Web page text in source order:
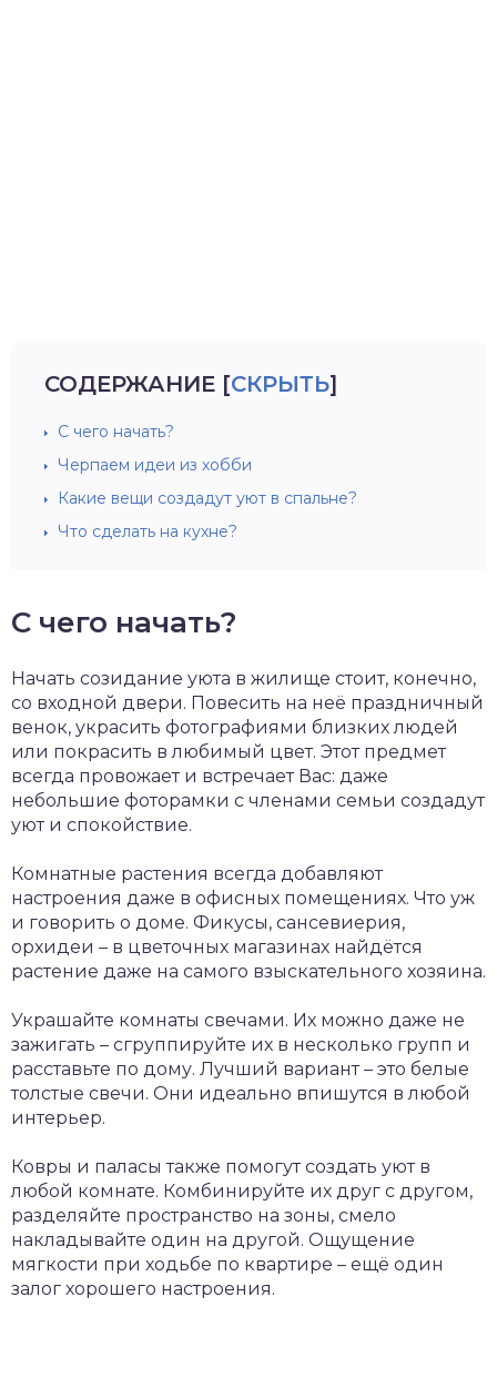
СОДЕРЖАНИЕ [СКРЫТЬ]
С чего начать?
Черпаем идеи из хобби
Какие вещи создадут уют в спальне?
Что сделать на кухне?
С чего начать?
Начать созидание уюта в жилище стоит, конечно,
со входной двери. Повесить на неё праздничный
венок, украсить фотографиями близких людей
или покрасить в любимый цвет. Этот предмет
всегда провожает и встречает Вас: даже
небольшие фоторамки с членами семьи создадут
уют и спокойствие.
Комнатные растения всегда добавляют
настроения даже в офисных помещениях. Что уж
и говорить о доме. Фикусы, сансевиерия,
орхидеи – в цветочных магазинах найдётся
растение даже на самого взыскательного хозяина.
Украшайте комнаты свечами. Их можно даже не
зажигать – сгруппируйте их в несколько групп и
расставьте по дому. Лучший вариант – это белые
толстые свечи. Они идеально впишутся в любой
интерьер.
Ковры и паласы также помогут создать уют в
любой комнате. Комбинируйте их друг с другом,
разделяйте пространство на зоны, смело
накладывайте один на другой. Ощущение
мягкости при ходьбе по квартире – ещё один
залог хорошего настроения.